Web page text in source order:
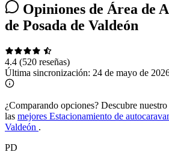
Opiniones de Área de
de Posada de Valdeón
4.4 (520 reseñas)
Última sincronización: 24 de mayo de
¿Comparando opciones? Descubre
las mejores Estacionamiento de
Valdeón .
PD